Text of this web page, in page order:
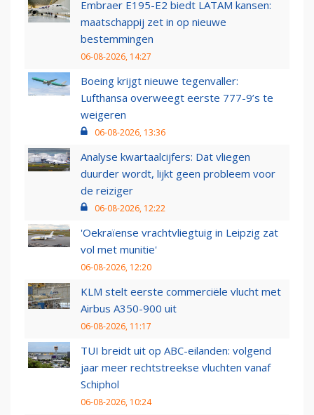
Embraer E195-E2 biedt LATAM kansen:
maatschappij zet in op nieuwe
bestemmingen
06-08-2026, 14:27
Boeing krijgt nieuwe tegenvaller:
Lufthansa overweegt eerste 777-9’s te
weigeren
06-08-2026, 13:36
Analyse kwartaalcijfers: Dat vliegen
duurder wordt, lijkt geen probleem voor
de reiziger
06-08-2026, 12:22
'Oekraïense vrachtvliegtuig in Leipzig zat
vol met munitie'
06-08-2026, 12:20
KLM stelt eerste commerciële vlucht met
Airbus A350-900 uit
06-08-2026, 11:17
TUI breidt uit op ABC-eilanden: volgend
jaar meer rechtstreekse vluchten vanaf
Schiphol
06-08-2026, 10:24